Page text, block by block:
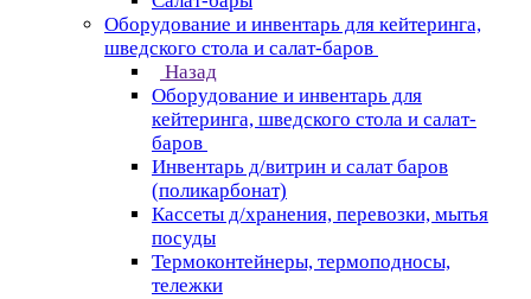
Оборудование и инвентарь для кейтеринга,
шведского стола и салат-баров
Назад
Оборудование и инвентарь для
кейтеринга, шведского стола и салат-
баров
Инвентарь д/витрин и салат баров
(поликарбонат)
Кассеты д/хранения, перевозки, мытья
посуды
Термоконтейнеры, термоподносы,
тележки